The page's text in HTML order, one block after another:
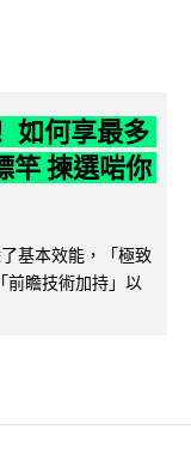
如何享最多
揀選啱你
基本效能，「極致
前瞻技術加持」以